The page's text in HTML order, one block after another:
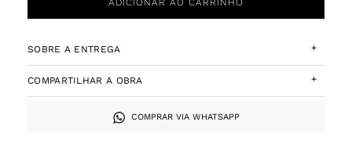
ADICIONAR AO CARRINHO
SOBRE A ENTREGA +
COMPARTILHAR A OBRA +
COMPRAR VIA WHATSAPP